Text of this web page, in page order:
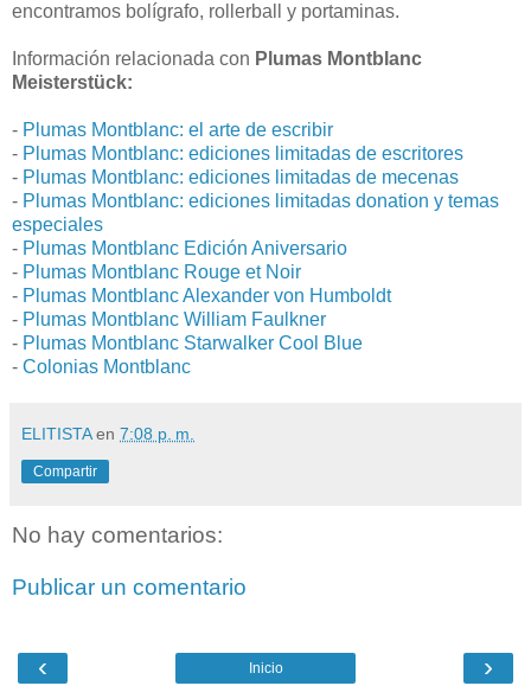
encontramos bolígrafo, rollerball y portaminas.
Información relacionada con Plumas Montblanc
Meisterstück:
- Plumas Montblanc: el arte de escribir
- Plumas Montblanc: ediciones limitadas de escritores
- Plumas Montblanc: ediciones limitadas de mecenas
- Plumas Montblanc: ediciones limitadas donation y temas
especiales
- Plumas Montblanc Edición Aniversario
- Plumas Montblanc Rouge et Noir
- Plumas Montblanc Alexander von Humboldt
- Plumas Montblanc William Faulkner
- Plumas Montblanc Starwalker Cool Blue
- Colonias Montblanc
ELITISTA en 7:08 p. m.
Compartir
No hay comentarios:
Publicar un comentario
‹ ›
Inicio